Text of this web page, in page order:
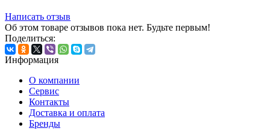
Написать отзыв
Об этом товаре отзывов пока нет. Будьте первым!
Поделиться:
Информация
О компании
Сервис
Контакты
Доставка и оплата
Бренды